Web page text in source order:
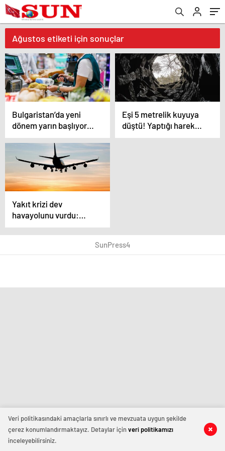
Ağustos etiketi için sonuçlar
Bulgaristan’da yeni
dönem yarın başlıyor!
Artık sadece Euro
kullanılacak
Eşi 5 metrelik kuyuya
düştü! Yaptığı hareket
görenleri hayrete
Yakıt krizi dev
havayolunu vurdu:
Seferler askıya alındı
SunPress4
Veri politikasındaki amaçlarla sınırlı ve mevzuata uygun şekilde
çerez konumlandırmaktayız. Detaylar içinveri politikamızı
inceleyebilirsiniz.